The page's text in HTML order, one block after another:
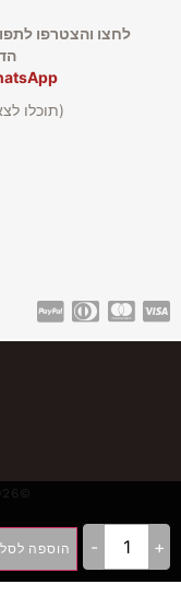
לחצו והצטרפו
(תוכלו
+
- הוספה לסל